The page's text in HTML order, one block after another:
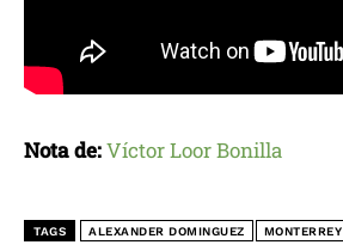
Nota de:Víctor Loor Bonilla
TAGS ALEXANDER DOMINGUEZ MONTERREY